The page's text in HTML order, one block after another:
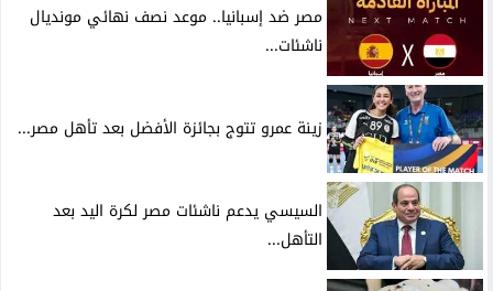
مصر ضد إسبانيا.. موعد نصف نهائي مونديال
ناشئات...
زينة عمرو تتوج بجائزة الأفضل بعد تأهل مصر...
السيسي يدعم ناشئات مصر لكرة اليد بعد
التأهل...